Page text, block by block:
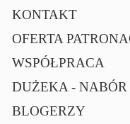
KONTAKT
OFERTA
WSPÓŁPRACA
DUŻEKA - NABÓR
BLOGERZY